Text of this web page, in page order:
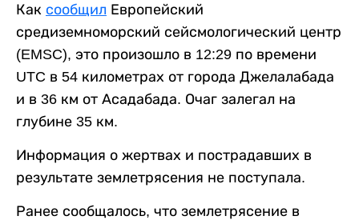
Как сообщил Европейский
средиземноморский сейсмологический центр
(EMSC), это произошло в 12:29 по времени
UTC в 54 километрах от города Джелалабада
и в 36 км от Асадабада. Очаг залегал на
глубине 35 км.
Информация о жертвах и пострадавших в
результате землетрясения не поступала.
Ранее сообщалось, что землетрясение в